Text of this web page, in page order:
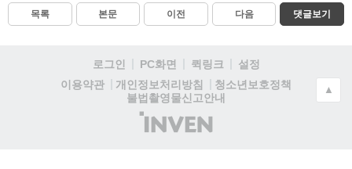
목록 본문 이전 다음 댓글보기
로그인 PC화면 퀵링크
설정
이용약관
개인정보처리방침
청소년보호정책
불법촬영물신고안내
(주)
인
▲